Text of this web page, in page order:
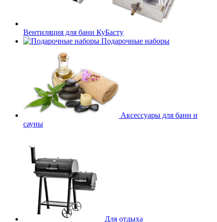
Вентиляция для бани КуБасту
Подарочные наборы
Аксессуары для бани и
сауны
Для отдыха